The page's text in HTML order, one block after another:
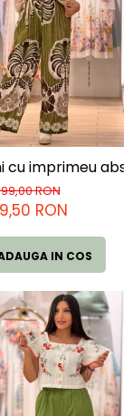
talie
cu imprimeu
RON
RON
IN COS